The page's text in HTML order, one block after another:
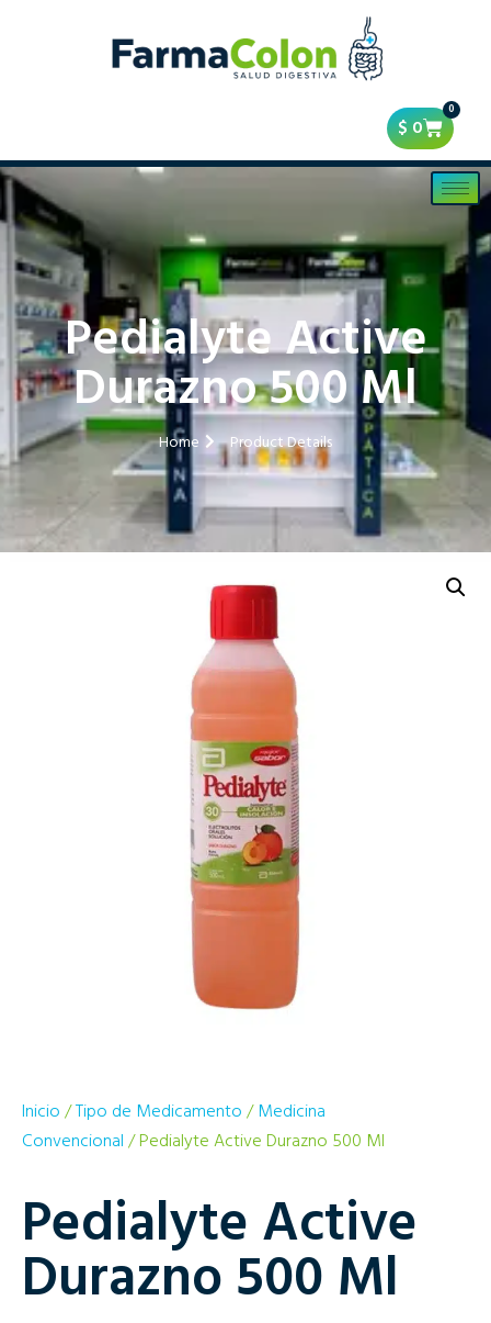
$0
0
Pedialyte Active
Durazno 500 Ml
Home Product Details
Inicio/Tipo de Medicamento/Medicina
Convencional/ Pedialyte Active Durazno 500 Ml
Pedialyte Active
Durazno 500 Ml